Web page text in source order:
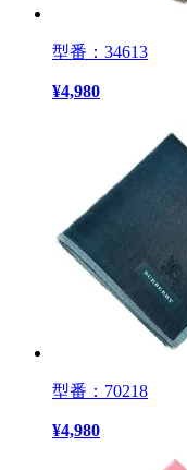
型番：34613
¥4,980
型番：70218
¥4,980